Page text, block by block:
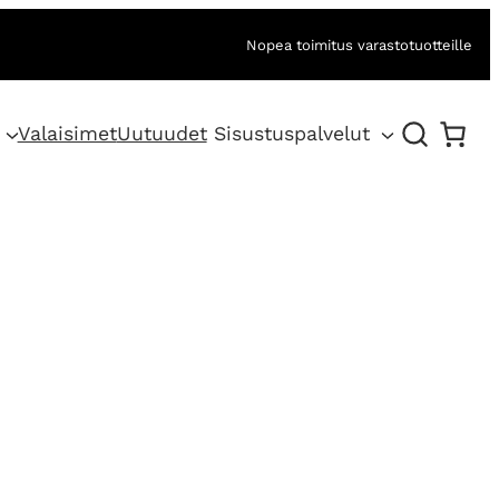
Nopea toimitus varastotuotteille
ValaisimetUutuudet Sisustuspalvelut